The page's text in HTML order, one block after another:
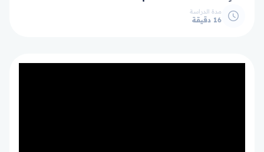
مدة الدراسة
16 دقيقة